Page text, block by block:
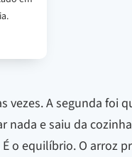
vezes. A segunda foi
e saiu da
o equilíbrio. O arroz